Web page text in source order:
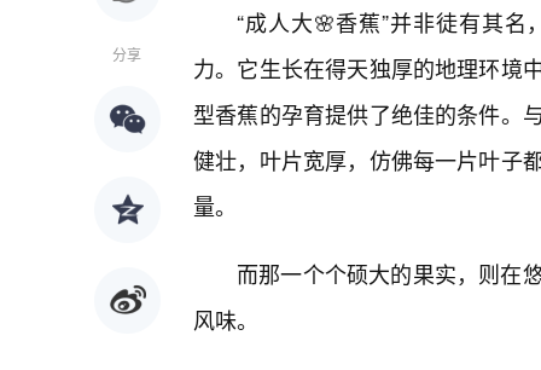
分享
“成人大🌸香蕉”并非徒有其
力。它生长在得天独厚的地理环境
型香蕉的孕育提供了绝佳的条件。
健壮，叶片宽厚，仿佛每一片叶子
量。
而那一个个硕大的果实，则在
风味。